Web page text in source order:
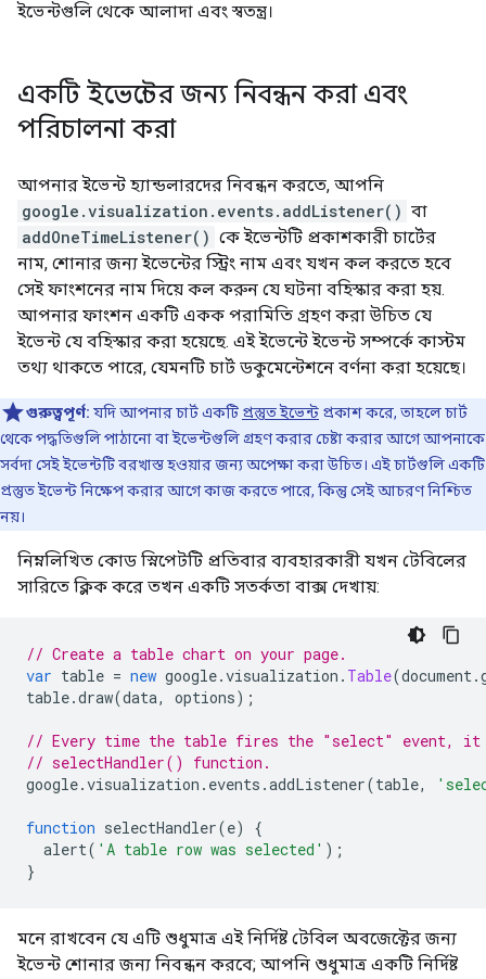
ইভেন্টগুলি থেকে আলাদা এবং স্বতন্ত্র।
একটি ইভেন্টের জন্য নিবন্ধন করা এবং
পরিচালনা করা
আপনার ইভেন্ট হ্যান্ডলারদের নিবন্ধন করতে, আপনি
google.visualization.events.addListener() বা
addOneTimeListener() কে ইভেন্টটি প্রকাশকারী চার্টের
নাম, শোনার জন্য ইভেন্টের স্ট্রিং নাম এবং যখন কল করতে হবে
সেই ফাংশনের নাম দিয়ে কল করুন যে ঘটনা বহিস্কার করা হয়.
আপনার ফাংশন একটি একক পরামিতি গ্রহণ করা উচিত যে
ইভেন্ট যে বহিস্কার করা হয়েছে. এই ইভেন্টে ইভেন্ট সম্পর্কে কাস্টম
তথ্য থাকতে পারে, যেমনটি চার্ট ডকুমেন্টেশনে বর্ণনা করা হয়েছে।
গুরুত্বপূর্ণ: যদি আপনার চার্ট একটি প্রস্তুত ইভেন্ট প্রকাশ করে, তাহলে চার্ট
থেকে পদ্ধতিগুলি পাঠানো বা ইভেন্টগুলি গ্রহণ করার চেষ্টা করার আগে আপনাকে
সর্বদা সেই ইভেন্টটি বরখাস্ত হওয়ার জন্য অপেক্ষা করা উচিত। এই চার্টগুলি একটি
প্রস্তুত ইভেন্ট নিক্ষেপ করার আগে কাজ করতে পারে, কিন্তু সেই আচরণ নিশ্চিত
নয়।
নিম্নলিখিত কোড স্নিপেটটি প্রতিবার ব্যবহারকারী যখন টেবিলের
সারিতে ক্লিক করে তখন একটি সতর্কতা বাক্স দেখায়:
// Create a table chart on your page.
var table = new google.visualization . Table(document.
table.draw(data, options);
// Every time the table fires the "select" event, it
// selectHandler() function.
google.visualization . events .addListener(table,
function selectHandler(e)
{
alert( 'A table row was selected' );
}
মনে রাখবেন যে এটি শুধুমাত্র এই নির্দিষ্ট টেবিল অবজেক্টের জন্য
ইভেন্ট শোনার জন্য নিবন্ধন করবে; আপনি শুধুমাত্র একটি নির্দিষ্ট